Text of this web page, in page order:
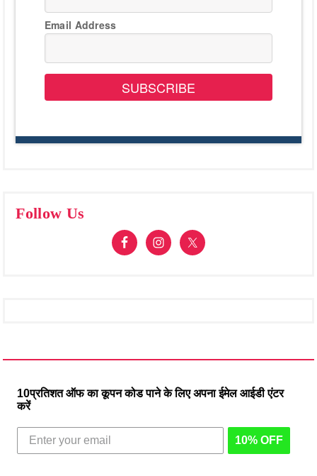
Email Address
SUBSCRIBE
Follow Us
10प्रतिशत ऑफ का कूपन कोड पाने के लिए अपना ईमेल आईडी एंटर
करें
10% OFF